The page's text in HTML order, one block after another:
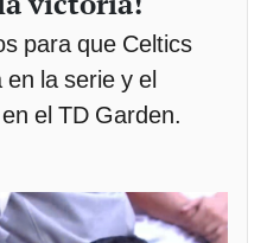
para que Celtics
la serie y el
el TD Garden.